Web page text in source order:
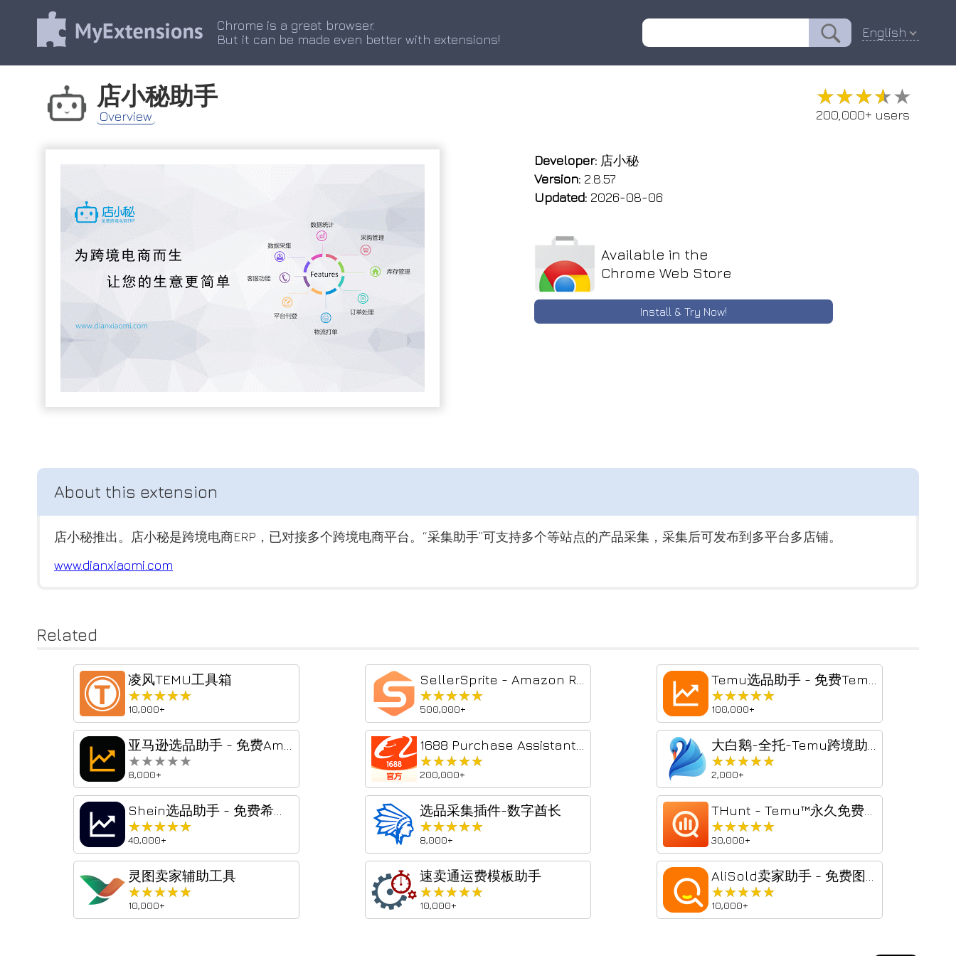
Chrome is a great browser.
But it can be made even better with extensions!
English
店小秘助手
Overview
★★★★★
★★★★★
200,000+ users
Developer: 店小秘
Version: 2.8.57
Updated: 2026-08-06
Available in the
Chrome Web Store
Install & Try Now!
店小秘推出。店小秘是跨境电商ERP，已对接多个跨境电商平台。“采集助手”可支持多个等站点的产品采集，采集后可发布到多平台多店铺。
www.dianxiaomi.com
Related
凌风TEMU工具箱
★★★★★
★★★★★
10,000+
★★★★★
★★★★★
500,000+
★★★★★
★★★★★
100,000+
★★★★★
★★★★★
8,000+
★★★★★
★★★★★
200,000+
★★★★★
★★★★★
2,000+
★★★★★
★★★★★
40,000+
选品采集插件-数字酋长
★★★★★
★★★★★
8,000+
★★★★★
★★★★★
30,000+
灵图卖家辅助工具
★★★★★
★★★★★
10,000+
速卖通运费模板助手
★★★★★
★★★★★
10,000+
★★★★★
★★★★★
10,000+